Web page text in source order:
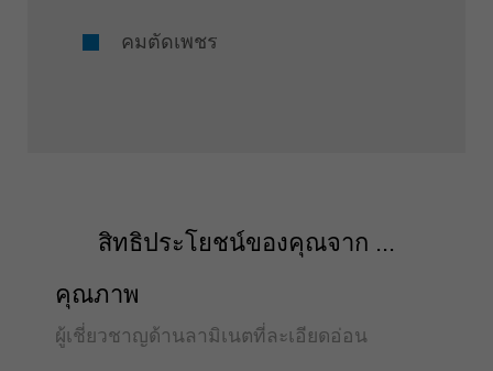
คมตัดเพชร
สิทธิประโยชน์ของคุณจาก ...
คุณภาพ
ผู้เชี่ยวชาญด้านลามิเนตที่ละเอียดอ่อน